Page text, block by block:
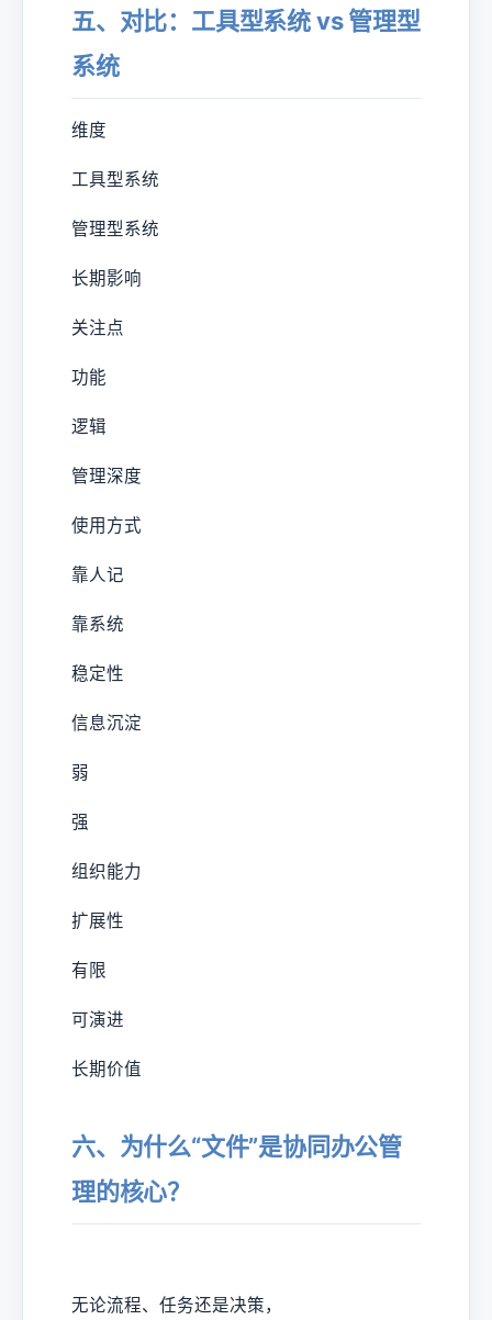
五、对比：工具型系统 vs 管理型
系统
维度
工具型系统
管理型系统
长期影响
关注点
功能
逻辑
管理深度
使用方式
靠人记
靠系统
稳定性
信息沉淀
弱
强
组织能力
扩展性
有限
可演进
长期价值
六、为什么“文件”是协同办公管
理的核心？
无论流程、任务还是决策，